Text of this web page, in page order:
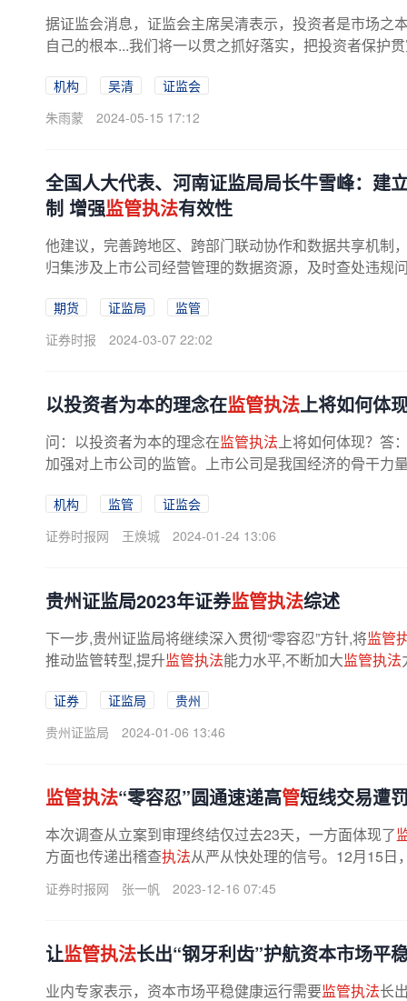
据证监会消息，证监会主席吴清表示，投资者是市场之
自己的根本...我们将一以贯之抓好落实，把投资者保护
机构 吴清
证监会
朱雨蒙
2024-05-15 17:12
全国人大代表、河南证监局局长牛雪峰：建
制 增强监管执法有效性
他建议，完善跨地区、跨部门联动协作和数据共享机制
归集涉及上市公司经营管理的数据资源，及时查处违规
期货 证监局
监管
证券时报
2024-03-07 22:02
以投资者为本的理念在监管执法上将如何体
问：以投资者为本的理念在监管执法上将如何体现？答
加强对上市公司的监管。上市公司是我国经济的骨干力
机构 监管
证监会
证券时报网
王焕城 2024-01-24 13:06
贵州证监局2023年证券监管执法综述
下一步,贵州证监局将继续深入贯彻“零容忍”方针,将监管
推动监管转型,提升监管执法能力水平,不断加大监管执法
证券 证监局
贵州
贵州证监局
2024-01-06 13:46
监管执法“零容忍”圆通速递高管短线交易遭
本次调查从立案到审理终结仅过去23天，一方面体现了
方面也传递出稽查执法从严从快处理的信号。12月15日
局下发的《行政处罚决定书》。...
证券时报网 张一帆 2023-12-16 07:45
让监管执法长出“钢牙利齿”护航资本市场平
业内专家表示，资本市场平稳健康运行需要监管执法长